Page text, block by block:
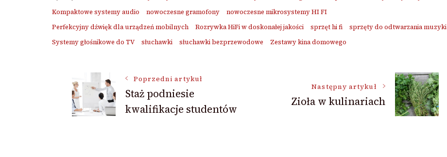
Kompaktowe systemy audio
nowoczesne gramofony
nowoczesne mikrosystemy HI FI
Perfekcyjny dźwięk dla urządzeń mobilnych
Rozrywka HiFi w doskonałej jakości sprzęt hi fi
sprzęty do odtwarzania muzyki
Systemy głośnikowe do TV
słuchawki słuchawki bezprzewodowe Zestawy kina domowego
Nawigacja
wpisu
Poprzedni artykuł
Staż podniesie
kwalifikacje studentów
Następny artykuł
Zioła w kulinariach